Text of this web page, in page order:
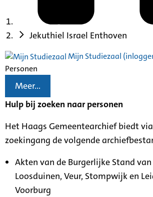
Jekuthiel Israel Enthoven
Mijn Studiezaal
Personen
Meer...
Hulp bij zoeken naar personen
Het Haags Gemeentearchief biedt
zoekingang de volgende
Akten van de Burgerlijke Stand
Loosduinen, Veur, Stompwijk en
Voorburg